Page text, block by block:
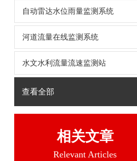
自动雷达水位雨量监测系统
河道流量在线监测系统
水文水利流量流速监测站
查看全部
相关文章
Relevant Articles